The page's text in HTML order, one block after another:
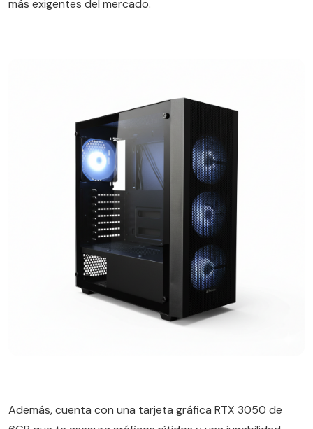
más exigentes del mercado.
Además, cuenta con una tarjeta gráfica RTX 3050 de